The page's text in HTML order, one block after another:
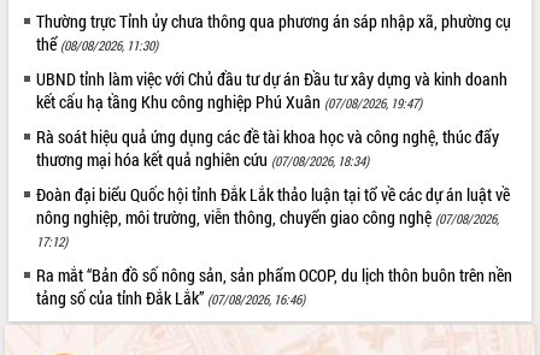
Nâng cao hiệu quả hoạt động của các
doanh nghiệp nhà nước
Hội nghị triển khai kết nối mạng
truyền số liệu chuyên dùng phục vụ cơ
quan Đảng, Nhà nước
Lễ phát động chuỗi hoạt động chung
tay làm sạch môi trường
Xã Ea Kar bước chuyển mình trong
công tác cải cách hành chính mô hình
mới
UBND tỉnh họp báo định kỳ tháng 4
năm 2026
Thường trực Tỉnh ủy chưa thông qua phương án sáp nhập xã, phường cụ
thể (08/08/2026, 11:30)
UBND tỉnh làm việc với Chủ đầu tư dự án Đầu tư xây dựng và kinh doanh
kết cấu hạ tầng Khu công nghiệp Phú Xuân (07/08/2026, 19:47)
Rà soát hiệu quả ứng dụng các đề tài khoa học và công nghệ, thúc đẩy
thương mại hóa kết quả nghiên cứu (07/08/2026, 18:34)
Đoàn đại biểu Quốc hội tỉnh Đắk Lắk thảo luận tại tổ về các dự án luật về
nông nghiệp, môi trường, viễn thông, chuyển giao công nghệ (07/08/2026,
17:12)
Ra mắt “Bản đồ số nông sản, sản phẩm OCOP, du lịch thôn buôn trên nền
tảng số của tỉnh Đắk Lắk” (07/08/2026, 16:46)